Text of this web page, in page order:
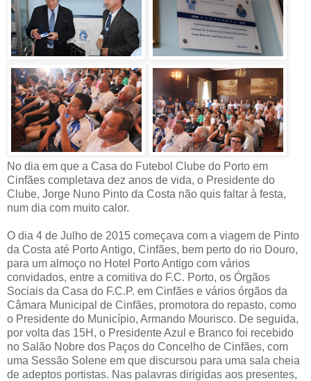
No dia em que a Casa do Futebol Clube do Porto em
Cinfães completava dez anos de vida, o Presidente do
Clube, Jorge Nuno Pinto da Costa não quis faltar à festa,
num dia com muito calor.
O dia 4 de Julho de 2015 começava com a viagem de Pinto
da Costa até Porto Antigo, Cinfães, bem perto do rio Douro,
para um almoço no Hotel Porto Antigo com vários
convidados, entre a comitiva do F.C. Porto, os Órgãos
Sociais da Casa do F.C.P. em Cinfães e vários órgãos da
Câmara Municipal de Cinfães, promotora do repasto, como
o Presidente do Município, Armando Mourisco. De seguida,
por volta das 15H, o Presidente Azul e Branco foi recebido
no Salão Nobre dos Paços do Concelho de Cinfães, com
uma Sessão Solene em que discursou para uma sala cheia
de adeptos portistas. Nas palavras dirigidas aos presentes,